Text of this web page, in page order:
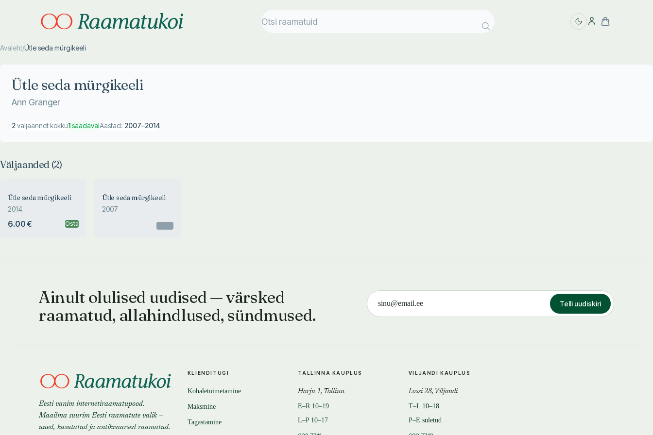
Avaleht/Ütle seda mürgikeeli
Ütle seda mürgikeeli
Ann Granger
2väljaannet kokku1saadavalAastad: 2007–2014
Väljaanded (2)
Ütle seda mürgikeeli
2014
6.00 € Osta
Ütle seda mürgikeeli
2007
Ainult olulised uudised — värsked
raamatud, allahindlused, sündmused.
Telli uudiskiri
Eesti vanim internetiraamatupood.
Maailma suurim Eesti raamatute valik —
uued, kasutatud ja antikvaarsed raamatud.
KLIENDITUGI
Kohaletoimetamine
Maksmine
Tagastamine
TALLINNA KAUPLUS
Harju 1, Tallinn
E–R 10–19
L–P 10–17
VILJANDI KAUPLUS
Lossi 28, Viljandi
T–L 10–18
P–E suletud